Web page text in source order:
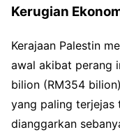
Kerugian
Kerajaan Palestin
awal akibat perang
bilion (RM354
yang paling terjejas
dianggarkan